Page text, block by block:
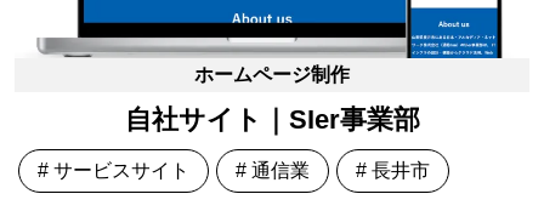
ホームページ制作
自社サイト｜SIer事業部
# サービスサイト # 通信業 # 長井市